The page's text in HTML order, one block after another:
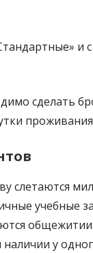
и
сделать
слетаются
учебные
у